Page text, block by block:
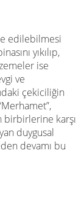
edilebilmesi
yıkılıp,
ise
ve
çekiciliğin
birbirlerine karşı
duygusal
devamı bu